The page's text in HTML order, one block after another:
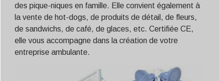
des pique-niques en famille. Elle convient également à
la vente de hot-dogs, de produits de détail, de fleurs,
de sandwichs, de café, de glaces, etc. Certifiée CE,
elle vous accompagne dans la création de votre
entreprise ambulante.